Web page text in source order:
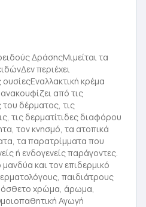
ΔράσηςΜιμείται τα
περιέχει
κρέμα
από τις
δέρματος, τις
τις δερματίτιδες διαφόρου
τον κνησμό, τα ατοπικά
τα παρατρίμματα που
ή ενδογενείς παράγοντες.
μανδύα και τον επιδερμικό
παιδιάτρους
χρώμα, άρωμα,
Αγωγή